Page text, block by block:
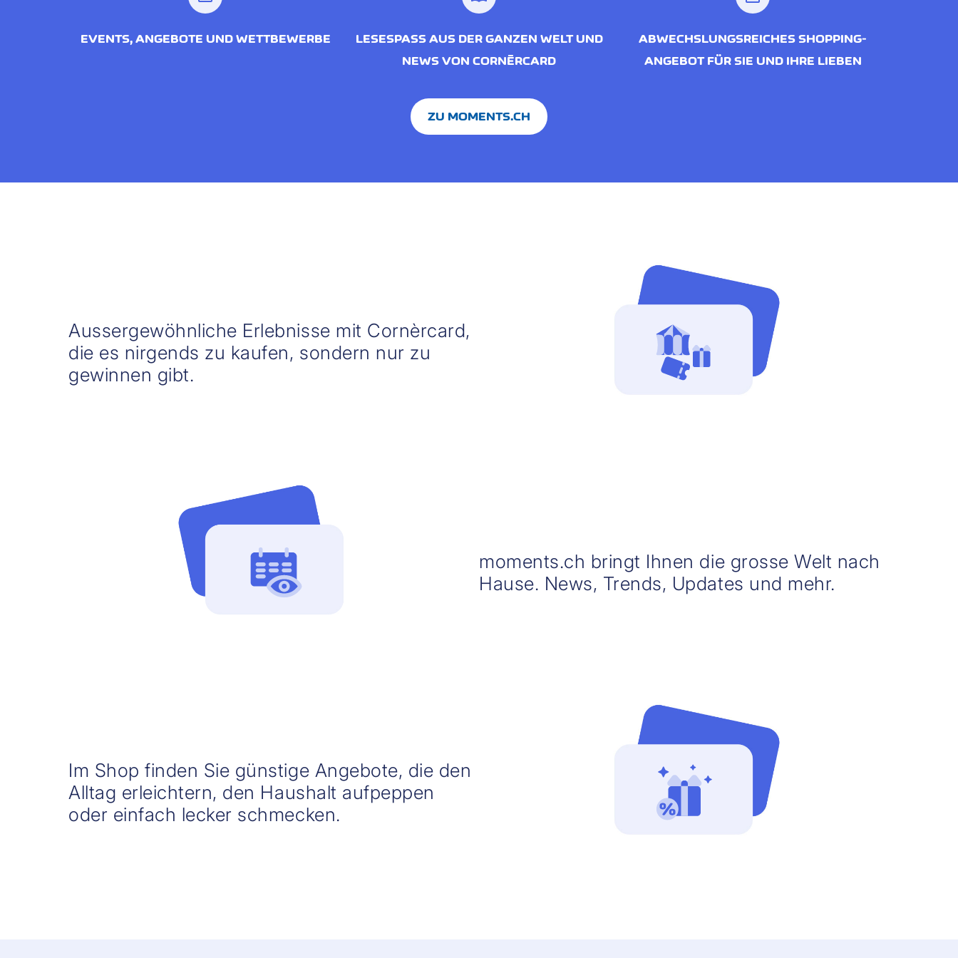
EVENTS, ANGEBOTE UND WETTBEWERBE
LESESPASS AUS DER GANZEN WELT UND
NEWS VON CORNÈRCARD
ABWECHSLUNGSREICHES SHOPPING-
ANGEBOT FÜR SIE UND IHRE LIEBEN
ZU MOMENTS.CH
Aussergewöhnliche Erlebnisse mit Cornèrcard,
die es nirgends zu kaufen, sondern nur zu
gewinnen gibt.
moments.ch bringt Ihnen die grosse Welt nach
Hause. News, Trends, Updates und mehr.
Im Shop finden Sie günstige Angebote, die den
Alltag erleichtern, den Haushalt aufpeppen
oder einfach lecker schmecken.